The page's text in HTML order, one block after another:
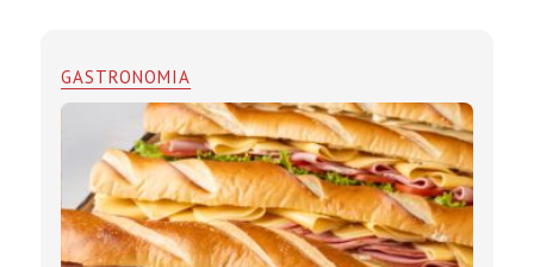
GASTRONOMIA